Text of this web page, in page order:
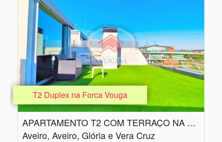
T2 Duplex na Forca Vouga
APARTAMENTO T2 COM TERRAÇO NA FORCA VOUGA
Aveiro, Aveiro, Glória e Vera Cruz